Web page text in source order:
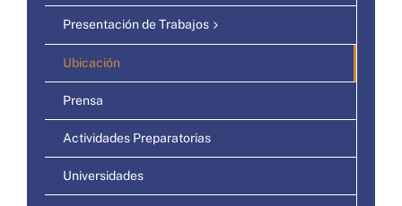
Presentación de Trabajos
Ubicación
Prensa
Actividades Preparatorias
Universidades